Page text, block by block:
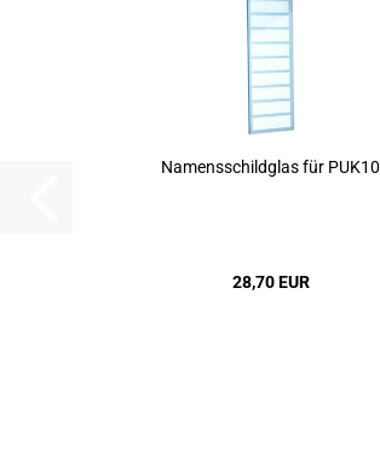
Namensschildglas für PUK10
28,70 EUR